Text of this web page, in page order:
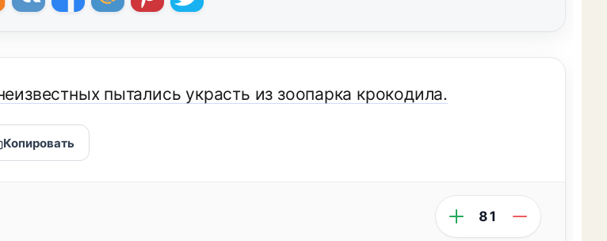
пытались украсть из зоопарка крокодила.
Копировать
81